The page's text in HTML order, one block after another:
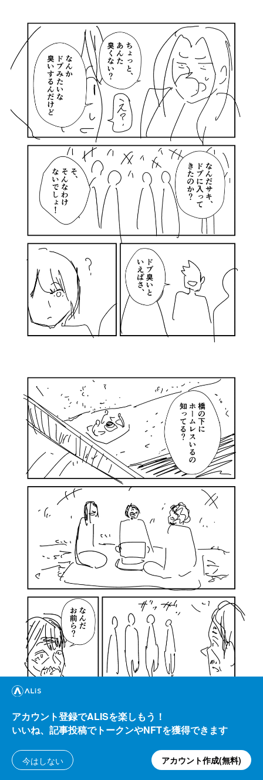
アカウント登録でALISを楽しもう！
いいね、記事投稿でトークンやNFTを獲得できます
今はしない アカウント作成(無料)